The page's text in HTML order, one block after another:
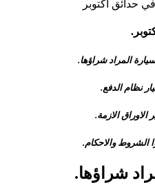
المراد شراؤها.
نظام الدفع.
الاوراق الازمة.
الشروط والاحكام.
شراؤها.